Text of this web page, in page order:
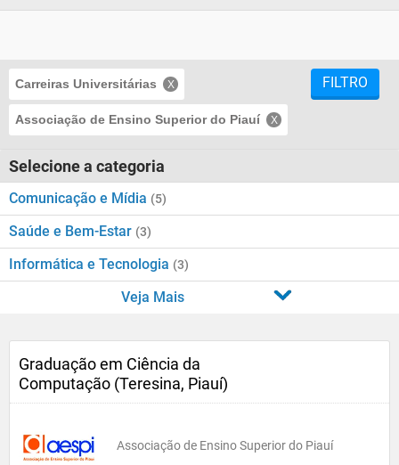
Carreiras Universitárias
Associação de Ensino Superior do Piauí
FILTRO
Selecione a categoria
Comunicação e Mídia (5)
Saúde e Bem-Estar (3)
Informática e Tecnologia (3)
Veja Mais
Graduação em Ciência da
Computação (Teresina, Piauí)
Associação de Ensino Superior do Piauí